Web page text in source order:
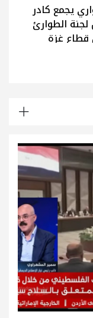
يجمع كادر
الطوارئ
قطاع غزة